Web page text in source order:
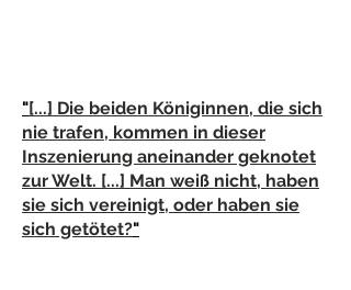
"[...] Die beiden Königinnen, die sich
nie trafen, kommen in dieser
Inszenierung aneinander geknotet
zur Welt. [...] Man weiß nicht, haben
sie sich vereinigt, oder haben sie
sich getötet?"